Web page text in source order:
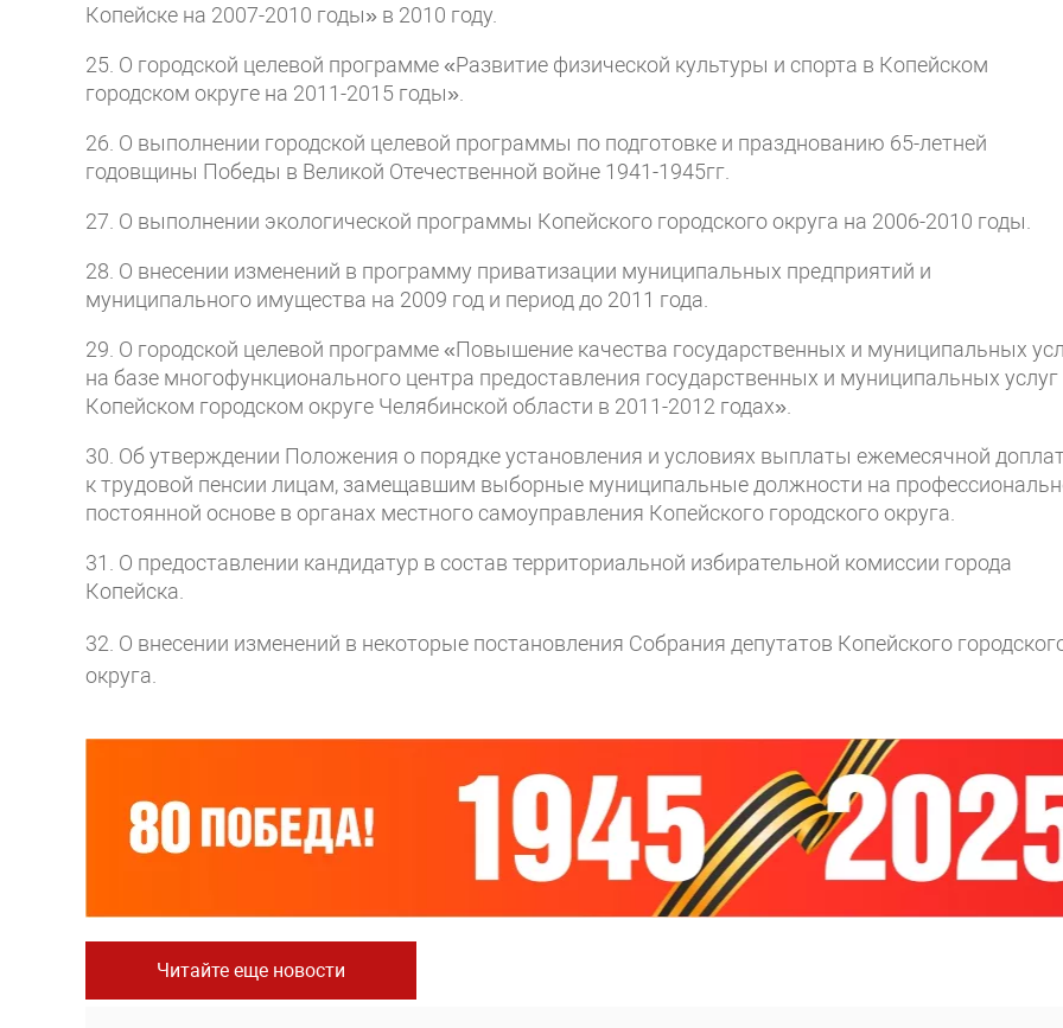
Копейске на 2007-2010 годы» в 2010 году.
25. О городской целевой программе «Развитие физической культуры и спорта в Копейском
городском округе на 2011-2015 годы».
26. О выполнении городской целевой программы по подготовке и празднованию 65-летней
годовщины Победы в Великой Отечественной войне 1941-1945гг.
27. О выполнении экологической программы Копейского городского округа на 2006-2010 годы.
28. О внесении изменений в программу приватизации муниципальных предприятий и
муниципального имущества на 2009 год и период до 2011 года.
29. О городской целевой программе «Повышение качества государственных и муниципальных
на базе многофункционального центра предоставления государственных и муниципальных услуг
Копейском городском округе Челябинской области в 2011-2012 годах».
30. Об утверждении Положения о порядке установления и условиях выплаты ежемесячной
к трудовой пенсии лицам, замещавшим выборные муниципальные должности на
постоянной основе в органах местного самоуправления Копейского городского округа.
31. О предоставлении кандидатур в состав территориальной избирательной комиссии города
Копейска.
32. О внесении изменений в некоторые постановления Собрания депутатов Копейского
округа.
Читайте еще новости